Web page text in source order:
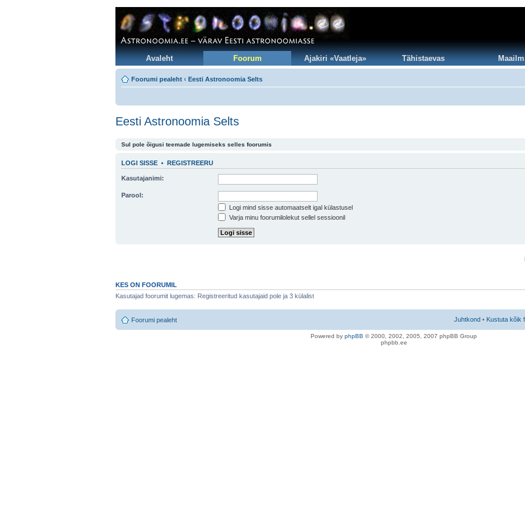
Avaleht Foorum Ajakiri «Vaatleja» Tähistaevas Maailm
Foorumi pealeht ‹ Eesti Astronoomia Selts
Eesti Astronoomia Selts
Sul pole õigusi teemade lugemiseks selles foorumis
LOGI SISSE • REGISTREERU
Kasutajanimi:
Parool:
Logi mind sisse automaatselt igal külastusel
Varja minu foorumilolekut sellel sessioonil
KES ON FOORUMIL
Kasutajad foorumit lugemas: Registreeritud kasutajaid pole ja 3 külalist
Foorumi pealeht Juhtkond • Kustuta kõik
Powered by phpBB © 2000, 2002, 2005, 2007 phpBB Group
phpbb.ee